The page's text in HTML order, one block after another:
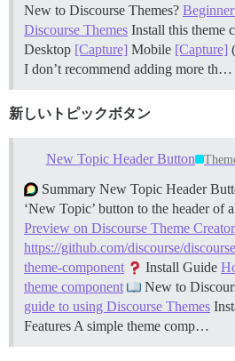
New to Discourse Themes?
Discourse Themes Install this theme
Desktop [Capture] Mobile [Capture]
I don’t recommend adding more th…
新しいトピックボタン
New Topic Header Button
Summary New Topic Header
‘New Topic’ button to the header of
Preview on Discourse Theme Creator
https://github.com/discourse/
theme-component
Install Guide
theme component
New to
guide to using Discourse Themes
Features A simple theme comp…